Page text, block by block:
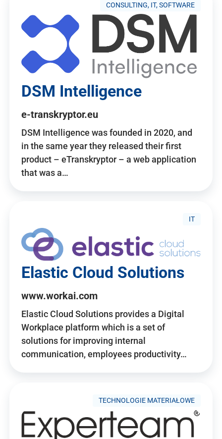
CONSULTING, IT, SOFTWARE
DSM Intelligence
e-transkryptor.eu
DSM Intelligence was founded in 2020, and
in the same year they released their first
product – eTranskryptor – a web application
that was a…
IT
Elastic Cloud Solutions
www.workai.com
Elastic Cloud Solutions provides a Digital
Workplace platform which is a set of
solutions for improving internal
communication, employees productivity…
TECHNOLOGIE MATERIAŁOWE